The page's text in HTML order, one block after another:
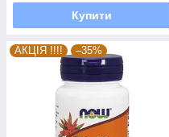
Купити
АКЦІЯ !!!! –35%